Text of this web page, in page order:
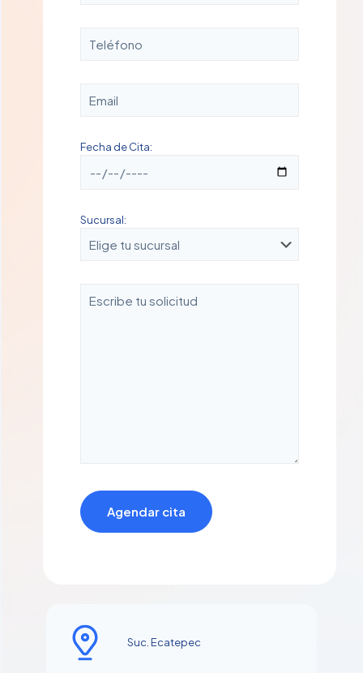
Fecha de Cita:
Sucursal:
Suc. Ecatepec